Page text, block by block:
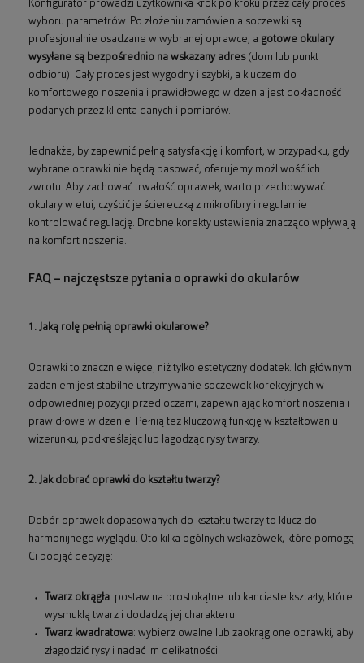
Konfigurator prowadzi użytkownika krok po kroku przez cały proces
wyboru parametrów. Po złożeniu zamówienia soczewki są
profesjonalnie osadzane w wybranej oprawce, a gotowe okulary
wysyłane są bezpośrednio na wskazany adres(dom lub punkt
odbioru). Cały proces jest wygodny i szybki, a kluczem do
komfortowego noszenia i prawidłowego widzenia jest dokładność
podanych przez klienta danych i pomiarów.
Jednakże, by zapewnić pełną satysfakcję i komfort, w przypadku, gdy
wybrane oprawki nie będą pasować, oferujemy możliwość ich
zwrotu. Aby zachować trwałość oprawek, warto przechowywać
okulary w etui, czyścić je ściereczką z mikrofibry i regularnie
kontrolować regulację. Drobne korekty ustawienia znacząco wpływają
na komfort noszenia.
FAQ – najczęstsze pytania o oprawki do okularów
1. Jaką rolę pełnią oprawki okularowe?
Oprawki to znacznie więcej niż tylko estetyczny dodatek. Ich głównym
zadaniem jest stabilne utrzymywanie soczewek korekcyjnych w
odpowiedniej pozycji przed oczami, zapewniając komfort noszenia i
prawidłowe widzenie. Pełnią też kluczową funkcję w kształtowaniu
wizerunku, podkreślając lub łagodząc rysy twarzy.
2. Jak dobrać oprawki do kształtu twarzy?
Dobór oprawek dopasowanych do kształtu twarzy to klucz do
harmonijnego wyglądu. Oto kilka ogólnych wskazówek, które pomogą
Ci podjąć decyzję:
Twarz okrągła: postaw na prostokątne lub kanciaste kształty, które
wysmuklą twarz i dodadzą jej charakteru.
Twarz kwadratowa: wybierz owalne lub zaokrąglone oprawki, aby
złagodzić rysy i nadać im delikatności.